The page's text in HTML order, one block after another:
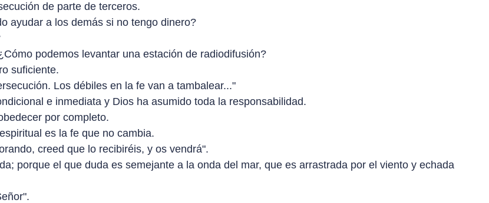
de parte de terceros.
ayudar a los demás si no tengo dinero?
podemos levantar una estación de radiodifusión?
suficiente.
Los débiles en la fe van a tambalear..."
e inmediata y Dios ha asumido toda la responsabilidad.
por completo.
es la fe que no cambia.
creed que lo recibiréis, y os vendrá".
porque el que duda es semejante a la onda del mar, que es arrastrada por el viento y echada